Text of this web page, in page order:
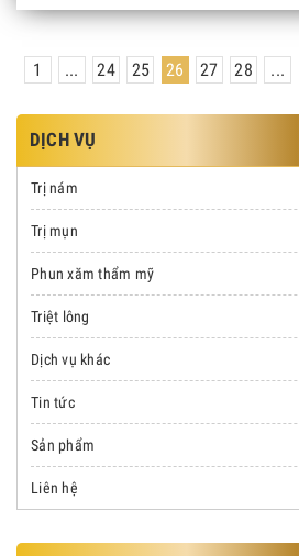
1 ... 24 25 26 27 28 ...
DỊCH VỤ
Trị nám
Trị mụn
Phun xăm thẩm mỹ
Triệt lông
Dịch vụ khác
Tin tức
Sản phẩm
Liên hệ